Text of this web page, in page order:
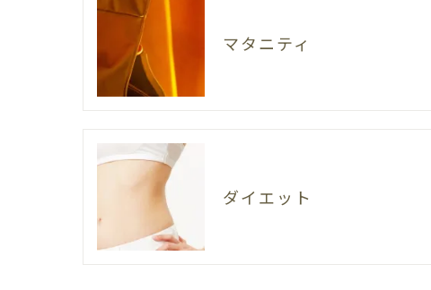
マタニティ
ダイエット